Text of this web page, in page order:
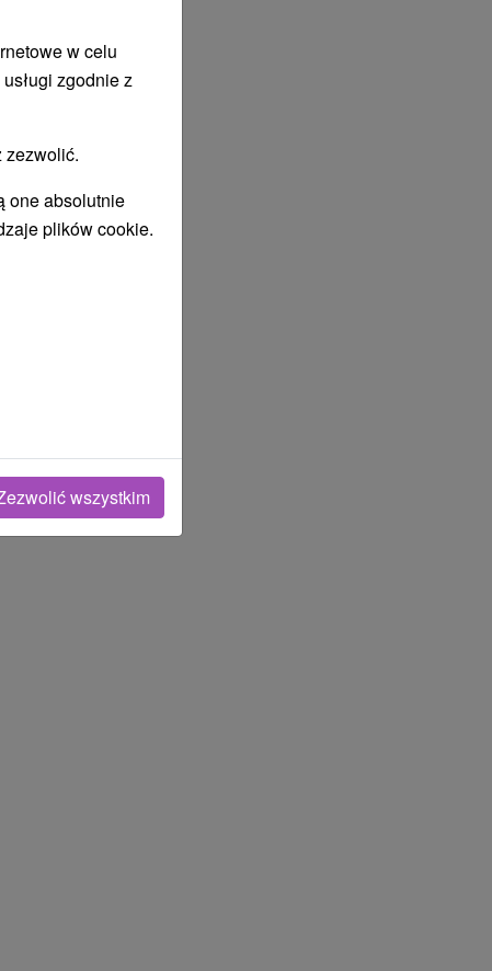
w celu
zgodnie z
zezwolić.
one absolutnie
plików cookie.
wszystkim